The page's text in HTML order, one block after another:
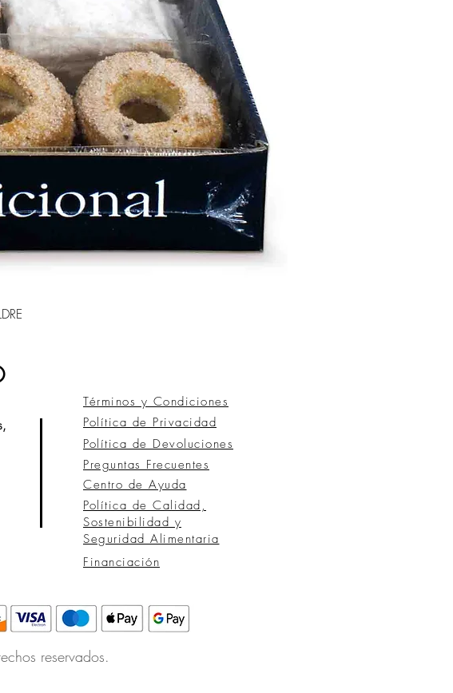
Términos y Condiciones
Política de Privacidad
Política de Devoluciones
Preguntas Frecuentes
Centro de Ayuda
Política de Calidad,
Sostenibilidad y
Seguridad Alimentaria
reservados.
Financiación